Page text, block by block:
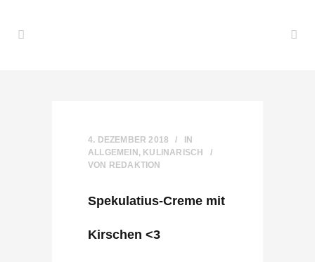
4. DEZEMBER 2018
IN
ALLGEMEIN , KULINARISCH
VON
REDAKTION
Spekulatius-Creme mit
Kirschen <3